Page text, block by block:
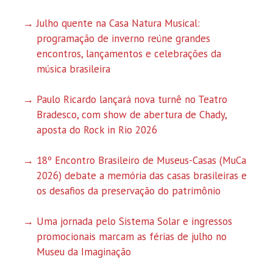
Julho quente na Casa Natura Musical:
programação de inverno reúne grandes
encontros, lançamentos e celebrações da
música brasileira
Paulo Ricardo lançará nova turnê no Teatro
Bradesco, com show de abertura de Chady,
aposta do Rock in Rio 2026
18º Encontro Brasileiro de Museus-Casas (MuCa
2026) debate a memória das casas brasileiras e
os desafios da preservação do patrimônio
Uma jornada pelo Sistema Solar e ingressos
promocionais marcam as férias de julho no
Museu da Imaginação